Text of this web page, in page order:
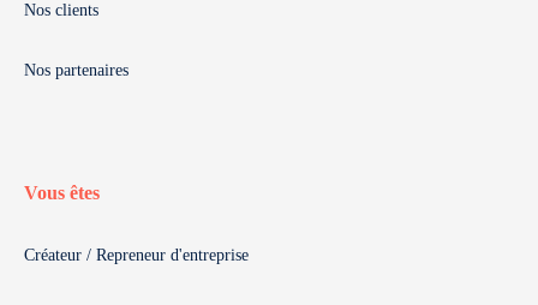
Nos clients
Nos partenaires
Vous êtes
Créateur / Repreneur d'entreprise